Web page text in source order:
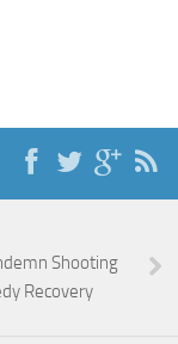
Shooting
Recovery